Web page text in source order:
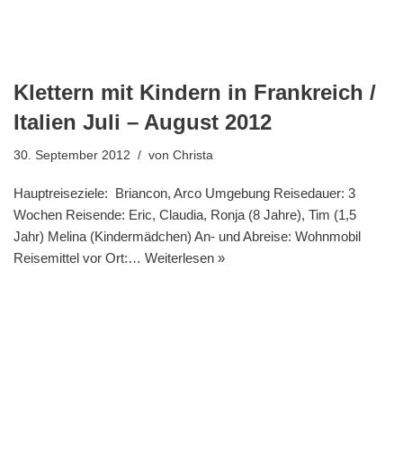
Klettern mit Kindern in Frankreich /
Italien Juli – August 2012
30. September 2012 von Christa
Hauptreiseziele: Briancon, Arco Umgebung Reisedauer: 3
Wochen Reisende: Eric, Claudia, Ronja (8 Jahre), Tim (1,5
Jahr) Melina (Kindermädchen) An- und Abreise: Wohnmobil
Reisemittel vor Ort:… Weiterlesen »